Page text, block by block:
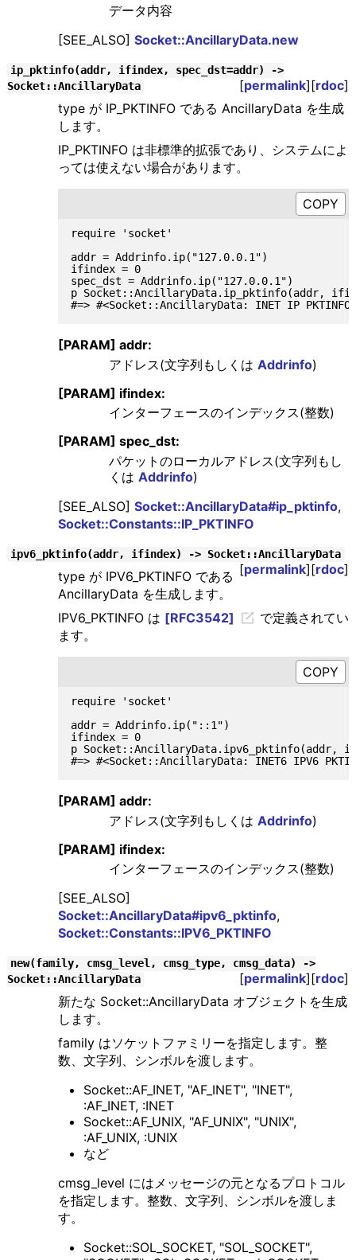
データ内容
[SEE_ALSO] Socket::AncillaryData.new
ip_pktinfo(addr, ifindex, spec_dst=addr) ->
Socket::AncillaryData
[permalink][rdoc]
type が IP_PKTINFO である AncillaryData を生成
します。
IP_PKTINFO は非標準的拡張であり、システムによ
っては使えない場合があります。
require 'socket'
addr = Addrinfo.ip("127.0.0.1")
ifindex = 0
spec_dst = Addrinfo.ip("127.0.0.1")
p Socket::AncillaryData.ip_pktinfo(addr,
[PARAM] addr:
アドレス(文字列もしくは Addrinfo)
[PARAM] ifindex:
インターフェースのインデックス(整数)
[PARAM] spec_dst:
パケットのローカルアドレス(文字列もし
くは Addrinfo)
[SEE_ALSO] Socket::AncillaryData#ip_pktinfo,
Socket::Constants::IP_PKTINFO
ipv6_pktinfo(addr, ifindex) -> Socket::AncillaryData
[permalink][rdoc]
type が IPV6_PKTINFO である
AncillaryData を生成します。
IPV6_PKTINFO は [RFC3542]
で定義されてい
ます。
require 'socket'
addr = Addrinfo.ip("::1")
ifindex = 0
p Socket::AncillaryData.ipv6_pktinfo(addr,
[PARAM] addr:
アドレス(文字列もしくは Addrinfo)
[PARAM] ifindex:
インターフェースのインデックス(整数)
[SEE_ALSO]
Socket::AncillaryData#ipv6_pktinfo,
Socket::Constants::IPV6_PKTINFO
new(family, cmsg_level, cmsg_type, cmsg_data) ->
Socket::AncillaryData
[permalink][rdoc]
新たな Socket::AncillaryData オブジェクトを生成
します。
family はソケットファミリーを指定します。整
数、文字列、シンボルを渡します。
Socket::AF_INET, "AF_INET", "INET",
:AF_INET, :INET
Socket::AF_UNIX, "AF_UNIX", "UNIX",
:AF_UNIX, :UNIX
など
cmsg_level にはメッセージの元となるプロトコル
を指定します。整数、文字列、シンボルを渡しま
す。
Socket::SOL_SOCKET, "SOL_SOCKET",